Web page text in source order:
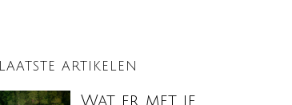
LAATSTE ARTIKELEN
Wat er met je